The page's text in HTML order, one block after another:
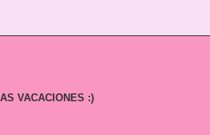
VACACIONES :)